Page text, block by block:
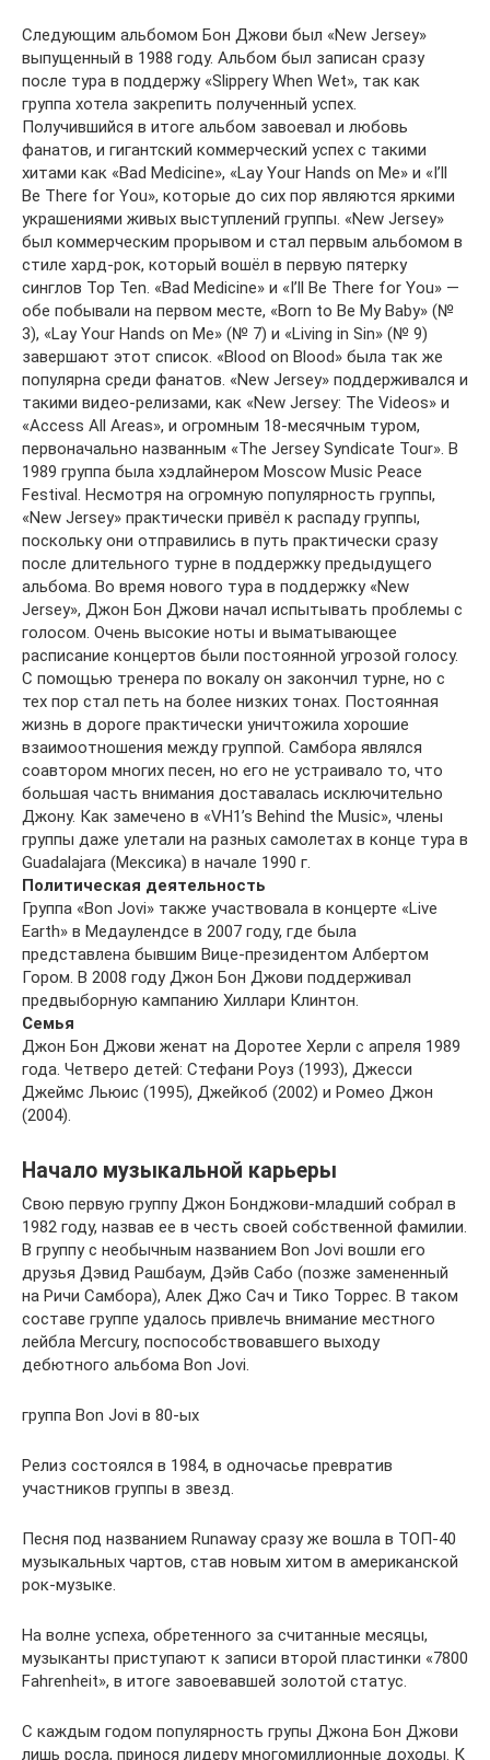
Следующим альбомом Бон Джови был «New Jersey»
выпущенный в 1988 году. Альбом был записан сразу
после тура в поддержу «Slippery When Wet», так как
группа хотела закрепить полученный успех.
Получившийся в итоге альбом завоевал и любовь
фанатов, и гигантский коммерческий успех с такими
хитами как «Bad Medicine», «Lay Your Hands on Me» и «I’ll
Be There for You», которые до сих пор являются яркими
украшениями живых выступлений группы. «New Jersey»
был коммерческим прорывом и стал первым альбомом в
стиле хард-рок, который вошёл в первую пятерку
синглов Top Ten. «Bad Medicine» и «I’ll Be There for You» —
обе побывали на первом месте, «Born to Be My Baby» (№
3), «Lay Your Hands on Me» (№ 7) и «Living in Sin» (№ 9)
завершают этот список. «Blood on Blood» была так же
популярна среди фанатов. «New Jersey» поддерживался и
такими видео-релизами, как «New Jersey: The Videos» и
«Access All Areas», и огромным 18-месячным туром,
первоначально названным «The Jersey Syndicate Tour». В
1989 группа была хэдлайнером Moscow Music Peace
Festival. Несмотря на огромную популярность группы,
«New Jersey» практически привёл к распаду группы,
поскольку они отправились в путь практически сразу
после длительного турне в поддержку предыдущего
альбома. Во время нового тура в поддержку «New
Jersey», Джон Бон Джови начал испытывать проблемы с
голосом. Очень высокие ноты и выматывающее
расписание концертов были постоянной угрозой голосу.
С помощью тренера по вокалу он закончил турне, но с
тех пор стал петь на более низких тонах. Постоянная
жизнь в дороге практически уничтожила хорошие
взаимоотношения между группой. Самбора являлся
соавтором многих песен, но его не устраивало то, что
большая часть внимания доставалась исключительно
Джону. Как замечено в «VH1’s Behind the Music», члены
группы даже улетали на разных самолетах в конце тура в
Guadalajara (Мексика) в начале 1990 г.
Политическая деятельность
Группа «Bon Jovi» также участвовала в концерте «Live
Earth» в Медаулендсе в 2007 году, где была
представлена бывшим Вице-президентом Албертом
Гором. В 2008 году Джон Бон Джови поддерживал
предвыборную кампанию Хиллари Клинтон.
Семья
Джон Бон Джови женат на Доротее Херли с апреля 1989
года. Четверо детей: Стефани Роуз (1993), Джесси
Джеймс Льюис (1995), Джейкоб (2002) и Ромео Джон
(2004).
Начало музыкальной карьеры
Свою первую группу Джон Бонджови-младший собрал в
1982 году, назвав ее в честь своей собственной фамилии.
В группу с необычным названием Bon Jovi вошли его
друзья Дэвид Рашбаум, Дэйв Сабо (позже замененный
на Ричи Самбора), Алек Джо Сач и Тико Торрес. В таком
составе группе удалось привлечь внимание местного
лейбла Mercury, поспособствовавшего выходу
дебютного альбома Bon Jovi.
группа Bon Jovi в 80-ых
Релиз состоялся в 1984, в одночасье превратив
участников группы в звезд.
Песня под названием Runaway сразу же вошла в ТОП-40
музыкальных чартов, став новым хитом в американской
рок-музыке.
На волне успеха, обретенного за считанные месяцы,
музыканты приступают к записи второй пластинки «7800
Fahrenheit», в итоге завоевавшей золотой статус.
С каждым годом популярность групы Джона Бон Джови
лишь росла, принося лидеру многомиллионные доходы. К